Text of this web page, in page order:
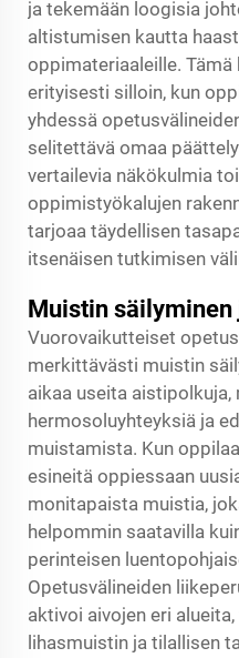
ja tekemään loogisia
altistumisen kautta
oppimateriaaleille.
erityisesti silloin, kun
yhdessä
selitettävä omaa
vertailevia näkökulmia
oppimistyökalujen
tarjoaa täydellisen
itsenäisen tutkimisen
Muistin
Vuorovaikutteiset
merkittävästi muistin
aikaa useita aistipolkuja,
hermosoluyhteyksiä ja
muistamista. Kun
esineitä oppiessaan
monitapaista muistia,
helpommin saatavilla
perinteisen
Opetusvälineiden
aktivoi aivojen eri
lihasmuistin ja tilallisen